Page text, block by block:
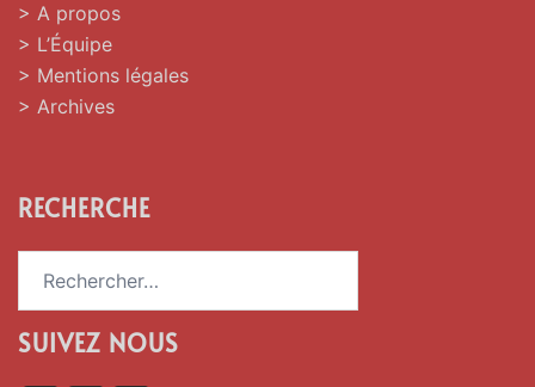
> A propos
> L’Équipe
> Mentions légales
> Archives
RECHERCHE
SUIVEZ NOUS